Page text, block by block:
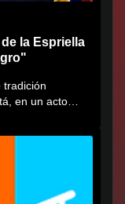
la Espriella
tradición
en un acto